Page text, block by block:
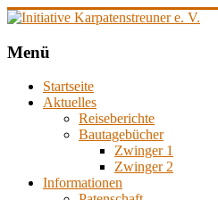
Zum
springen
Initiative
Tierschutz
Menü
Startseite
Aktuelles
Reiseberichte
Bautagebücher
Zwinger 1
Zwinger 2
Informationen